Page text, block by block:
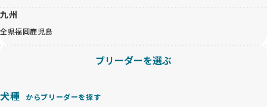
九州
全県福岡鹿児島
ブリーダーを選ぶ
犬種 からブリーダーを探す